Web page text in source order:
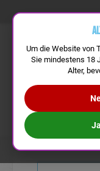
Um die Website von
Sie mindestens 18
Alter,